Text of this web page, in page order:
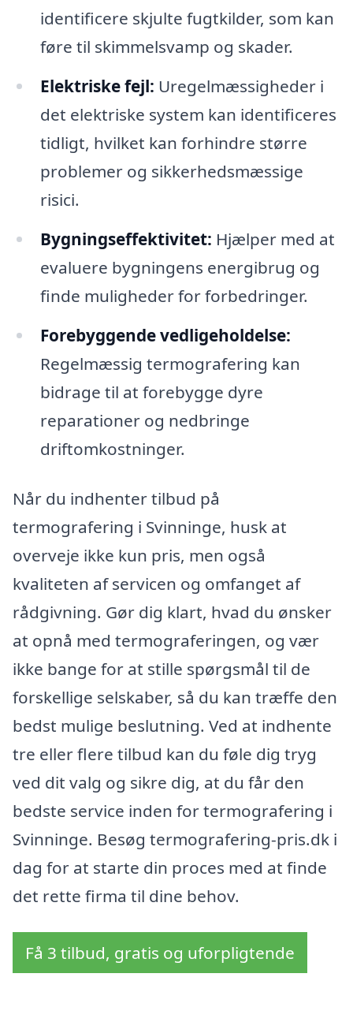
identificere skjulte fugtkilder, som kan
føre til skimmelsvamp og skader.
Elektriske fejl: Uregelmæssigheder i
det elektriske system kan identificeres
tidligt, hvilket kan forhindre større
problemer og sikkerhedsmæssige
risici.
Bygningseffektivitet: Hjælper med at
evaluere bygningens energibrug og
finde muligheder for forbedringer.
Forebyggende vedligeholdelse:
Regelmæssig termografering kan
bidrage til at forebygge dyre
reparationer og nedbringe
driftomkostninger.
Når du indhenter tilbud på
termografering i Svinninge, husk at
overveje ikke kun pris, men også
kvaliteten af servicen og omfanget af
rådgivning. Gør dig klart, hvad du ønsker
at opnå med termograferingen, og vær
ikke bange for at stille spørgsmål til de
forskellige selskaber, så du kan træffe den
bedst mulige beslutning. Ved at indhente
tre eller flere tilbud kan du føle dig tryg
ved dit valg og sikre dig, at du får den
bedste service inden for termografering i
Svinninge. Besøg termografering-pris.dk i
dag for at starte din proces med at finde
det rette firma til dine behov.
Få 3 tilbud, gratis og uforpligtende